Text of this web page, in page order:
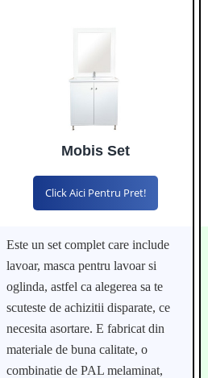
Mobis Set
Click Aici Pentru Pret!
Este un set complet care include
lavoar, masca pentru lavoar si
oglinda, astfel ca alegerea sa te
scuteste de achizitii disparate, ce
necesita asortare. E fabricat din
materiale de buna calitate, o
combinatie de PAL melaminat,